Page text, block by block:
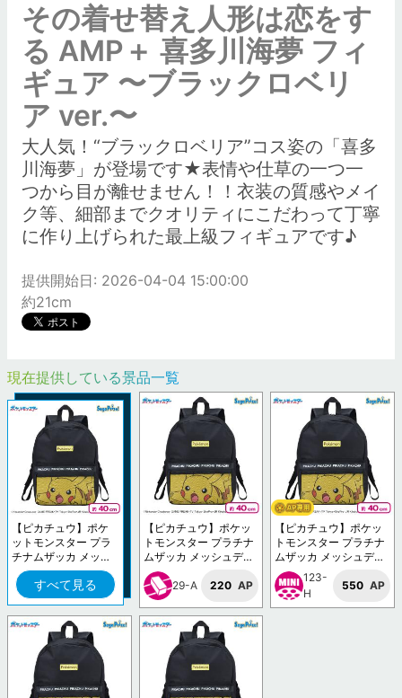
その着せ替え人形は恋をす
る AMP＋ 喜多川海夢 フィ
ギュア 〜ブラックロベリ
ア ver.〜
大人気！“ブラックロベリア”コス姿の「喜多
川海夢」が登場です★表情や仕草の一つ一
つから目が離せません！！衣装の質感やメイ
ク等、細部までクオリティにこだわって丁寧
に作り上げられた最上級フィギュアです♪
提供開始日: 2026-04-04 15:00:00
約21cm
現在提供している景品一覧
【ピカチュウ】ポケ
ットモンスター プラ
チナムザッカ メッシ
ュデザインリュックV
ol.1.5すべて見る
【ピカチュウ】ポケッ
トモンスター プラチナ
ムザッカ メッシュデザ
インリュックVol.1.5
29-A
220 AP
【ピカチュウ】ポケッ
トモンスター プラチナ
ムザッカ メッシュデザ
インリュックVol.1.5
123-
H
550 AP